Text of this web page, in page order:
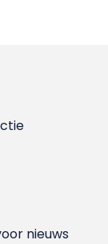
nieuws